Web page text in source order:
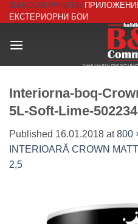
Skip
to
MYROOM-PAINTER
ЕКСТЕРИОРНИ БОИ
Interiorna-boq-
5L-Soft-Lime-
Published 16.01.2018 at800
INTERIOARĂ CROWN
2,5